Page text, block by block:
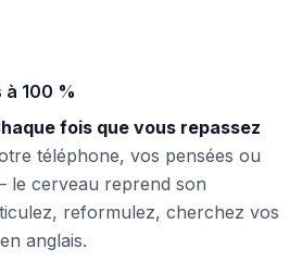
100 %
fois que vous repassez
téléphone, vos pensées ou
le cerveau reprend son
reformulez, cherchez vos
anglais.